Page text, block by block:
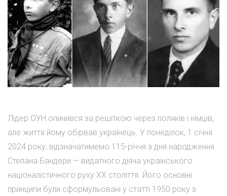
Лідер ОУН опинився за решіткою через поляків і німців,
але життя йому обірвав українець. У понеділок, 1 січня
2024 року, відзначатимемо 115-річчя з дня народження
Степана Бандери — видатного діяча українського
націоналістичного руху XX століття. Його основні
принципи були сформульовані у статті 1950 року з